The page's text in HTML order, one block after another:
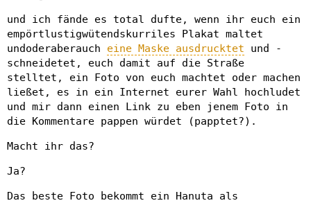
und ich fände es total dufte, wenn ihr euch ein
empörtlustigwütendskurriles Plakat maltet
undoderaberauch eine Maske ausdrucktet und -
schneidetet, euch damit auf die Straße
stelltet, ein Foto von euch machtet oder machen
ließet, es in ein Internet eurer Wahl hochludet
und mir dann einen Link zu eben jenem Foto in
die Kommentare pappen würdet (papptet?).
Macht ihr das?
Ja?
Das beste Foto bekommt ein Hanuta als